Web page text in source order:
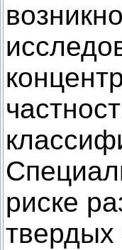
риске
твердых